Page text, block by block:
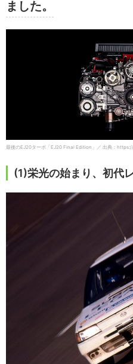
ました。
最後のEJ20ターボ「EJ20 Final Edition」／ 出典：
(1)栄光の始まり、初代